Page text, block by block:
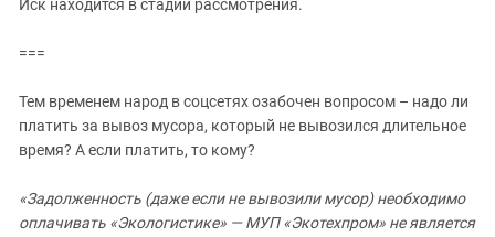
Иск находится в стадии рассмотрения.
===
Тем временем народ в соцсетях озабочен вопросом – надо ли
платить за вывоз мусора, который не вывозился длительное
время? А если платить, то кому?
«Задолженность (даже если не вывозили мусор) необходимо
оплачивать «Экологистике» — МУП «Экотехпром» не является